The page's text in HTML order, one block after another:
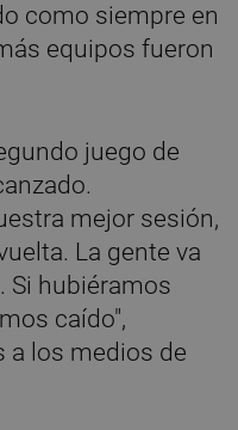
como siempre en
equipos fueron
juego de
mejor sesión,
La gente va
Si hubiéramos
caído",
a los medios de